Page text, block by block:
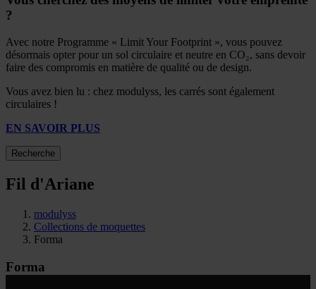
?
Avec notre Programme « Limit Your Footprint », vous pouvez
désormais opter pour un sol circulaire et neutre en CO₂, sans devoir
faire des compromis en matière de qualité ou de design.
Vous avez bien lu : chez modulyss, les carrés sont également
circulaires !
EN SAVOIR PLUS
Recherche
Fil d'Ariane
modulyss
Collections de moquettes
Forma
Forma